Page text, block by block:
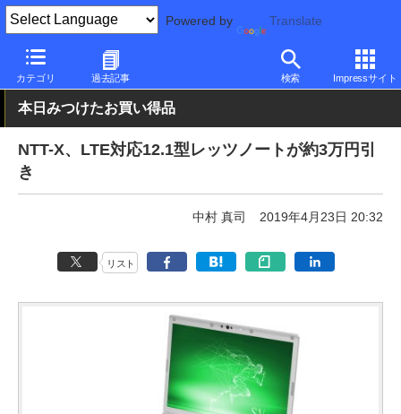
Powered by Translate
カテゴリ 過去記事 検索 Impressサイト
PC Watch パソコン/タブレット/スマートフォン モバイルノート
本日みつけたお買い得品
NTT-X、LTE対応12.1型レッツノートが約3万円引
き
中村 真司 2019年4月23日 20:32
リスト